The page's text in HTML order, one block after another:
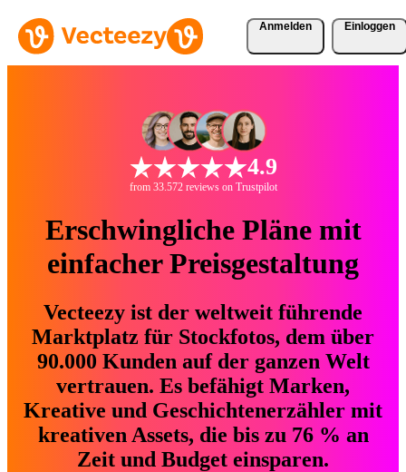
Anmelden Einloggen
4.9
from 33.572 reviews on Trustpilot
Erschwingliche Pläne mit
einfacher Preisgestaltung
Vecteezy ist der weltweit führende
Marktplatz für Stockfotos, dem über
90.000 Kunden auf der ganzen Welt
vertrauen. Es befähigt Marken,
Kreative und Geschichtenerzähler mit
kreativen Assets, die bis zu 76 % an
Zeit und Budget einsparen.